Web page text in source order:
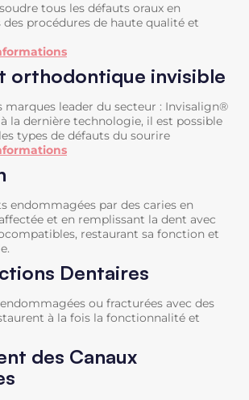
tous les défauts oraux en
des procédures de haute qualité et
orthodontique invisible
marques leader du secteur : Invisalign®
la dernière technologie, il est possible
types de défauts du sourire
endommagées par des caries en
et en remplissant la dent avec
restaurant sa fonction et
Dentaires
ou fracturées avec des
à la fois la fonctionnalité et
des Canaux